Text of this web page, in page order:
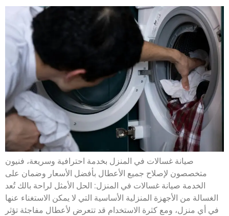
صيانة غسالات في المنزل بخدمة احترافية وسريعة، فنيون
متخصصون لإصلاح جميع الأعطال بأفضل الأسعار وضمان على
الخدمة صيانة غسالات في المنزل: الحل الأمثل لراحة بالك تُعد
الغسالة من الأجهزة المنزلية الأساسية التي لا يمكن الاستغناء عنها
في أي منزل، ومع كثرة الاستخدام قد تتعرض لأعطال مفاجئة تؤثر